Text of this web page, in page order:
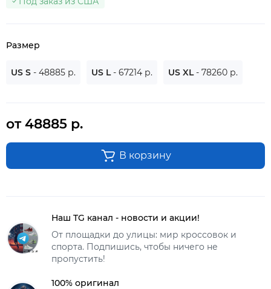
Размер
US S - 48885 р. US L- 67214 р. US XL- 78260 р.
от 48885 р.
В корзину
Наш TG канал - новости и акции!
От площадки до улицы: мир кроссовок и
спорта. Подпишись, чтобы ничего не
пропустить!
100% оригинал